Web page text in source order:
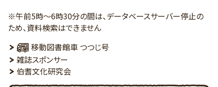
※午前5時～6時30分の間は、データベースサーバー停止の
ため、資料検索はできません
移動図書館車 つつじ号
雑誌スポンサー
伯耆文化研究会